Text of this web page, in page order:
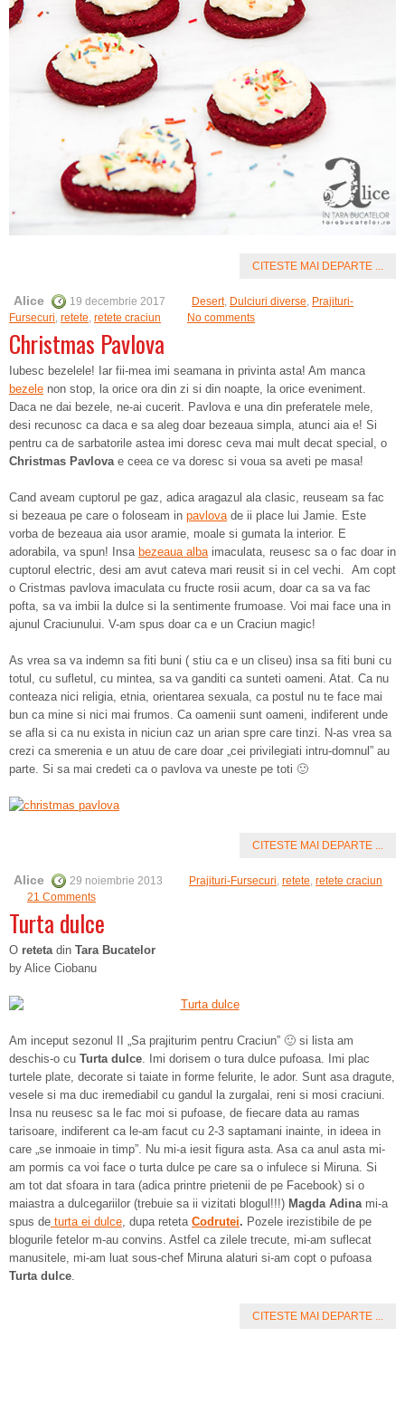
CITESTE MAI DEPARTE ...
Alice 19 decembrie 2017 Desert, Dulciuri diverse, Prajituri-
Fursecuri, retete, retete craciun No comments
Christmas Pavlova
Iubesc bezelele! Iar fii-mea imi seamana in privinta asta! Am manca
bezele non stop, la orice ora din zi si din noapte, la orice eveniment.
Daca ne dai bezele, ne-ai cucerit. Pavlova e una din preferatele mele,
desi recunosc ca daca e sa aleg doar bezeaua simpla, atunci aia e! Si
pentru ca de sarbatorile astea imi doresc ceva mai mult decat special, o
Christmas Pavlovae ceea ce va doresc si voua sa aveti pe masa!
Cand aveam cuptorul pe gaz, adica aragazul ala clasic, reuseam sa fac
si bezeaua pe care o foloseam in pavlovade ii place lui Jamie. Este
vorba de bezeaua aia usor aramie, moale si gumata la interior. E
adorabila, va spun! Insa bezeaua albaimaculata, reusesc sa o fac doar in
cuptorul electric, desi am avut cateva mari reusit si in cel vechi. Am copt
o Cristmas pavlova imaculata cu fructe rosii acum, doar ca sa va fac
pofta, sa va imbii la dulce si la sentimente frumoase. Voi mai face una in
ajunul Craciunului. V-am spus doar ca e un Craciun magic!
As vrea sa va indemn sa fiti buni ( stiu ca e un cliseu) insa sa fiti buni cu
totul, cu sufletul, cu mintea, sa va ganditi ca sunteti oameni. Atat. Ca nu
conteaza nici religia, etnia, orientarea sexuala, ca postul nu te face mai
bun ca mine si nici mai frumos. Ca oamenii sunt oameni, indiferent unde
se afla si ca nu exista in niciun caz un arian spre care tinzi. N-as vrea sa
crezi ca smerenia e un atuu de care doar „cei privilegiati intru-domnul” au
parte. Si sa mai credeti ca o pavlova va uneste pe toti 🙂
CITESTE MAI DEPARTE ...
Alice 29 noiembrie 2013 Prajituri-Fursecuri, retete, retete craciun
21 Comments
Turta dulce
O retetadin Tara Bucatelor
by Alice Ciobanu
Am inceput sezonul II „Sa prajiturim pentru Craciun” 🙂 si lista am
deschis-o cu Turta dulce. Imi dorisem o tura dulce pufoasa. Imi plac
turtele plate, decorate si taiate in forme felurite, le ador. Sunt asa dragute,
vesele si ma duc iremediabil cu gandul la zurgalai, reni si mosi craciuni.
Insa nu reusesc sa le fac moi si pufoase, de fiecare data au ramas
tarisoare, indiferent ca le-am facut cu 2-3 saptamani inainte, in ideea in
care „se inmoaie in timp”. Nu mi-a iesit figura asta. Asa ca anul asta mi-
am pormis ca voi face o turta dulce pe care sa o infulece si Miruna. Si
am tot dat sfoara in tara (adica printre prietenii de pe Facebook) si o
maiastra a dulcegariilor (trebuie sa ii vizitati blogul!!!) Magda Adinami-a
spus de turta ei dulce, dupa reteta Codrutei. Pozele irezistibile de pe
blogurile fetelor m-au convins. Astfel ca zilele trecute, mi-am suflecat
manusitele, mi-am luat sous-chef Miruna alaturi si-am copt o pufoasa
Turta dulce.
CITESTE MAI DEPARTE ...